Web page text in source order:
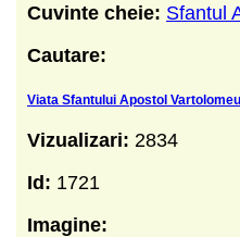
Cuvinte cheie: Sfantul
Cautare:
Viata Sfantului Apostol Vartolomeu
Vizualizari: 2834
Id: 1721
Imagine: